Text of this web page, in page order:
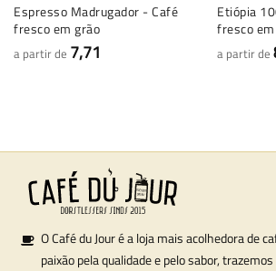
Espresso Madrugador - Café
fresco em grão
a partir de 7,71
Etiópia
fresco
a partir de
O Café du Jour é a loja mais acolhedora de
paixão pela qualidade e pelo sabor,